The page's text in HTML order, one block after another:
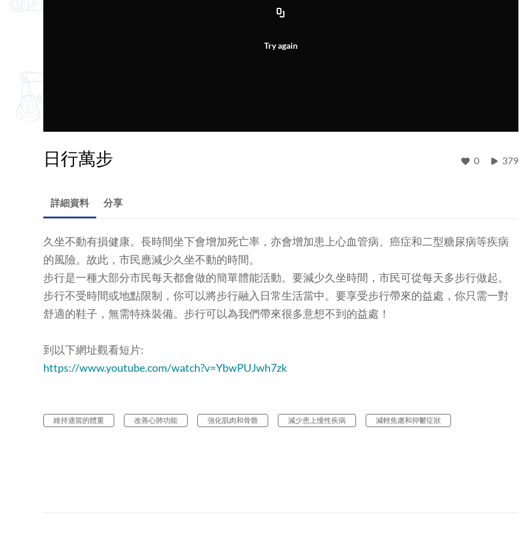
Try again
日行萬步 0 379
詳細資料 分享
久坐不動有損健康。長時間坐下會增加死亡率，亦會增加患上心血管病、癌症和二型糖尿病等疾病
的風險。故此，市民應減少久坐不動的時間。
步行是一種大部分市民每天都會做的簡單體能活動。要減少久坐時間，市民可從每天多步行做起。
步行不受時間或地點限制，你可以將步行融入日常生活當中。要享受步行帶來的益處，你只需一對
舒適的鞋子，無需特殊裝備。步行可以為我們帶來很多意想不到的益處！
到以下網址觀看短片:
https://www.youtube.com/watch?v=YbwPUJwh7zk
維持適當的體重 改善心肺功能 強化肌肉和骨骼 減少患上慢性疾病 減輕焦慮和抑鬱症狀